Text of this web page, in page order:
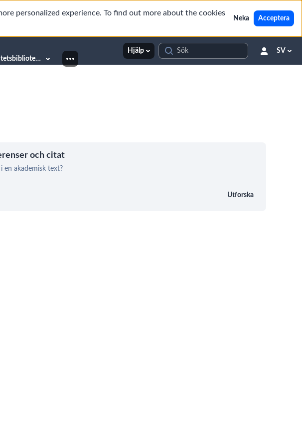
personalized experience. To find out more about the cookies
Neka Acceptera
Universitetsbiblioteket
Hjälp SV
och citat
en akademisk text?
Utforska